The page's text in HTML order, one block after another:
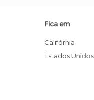
Fica em
Califórnia
Estados Unidos